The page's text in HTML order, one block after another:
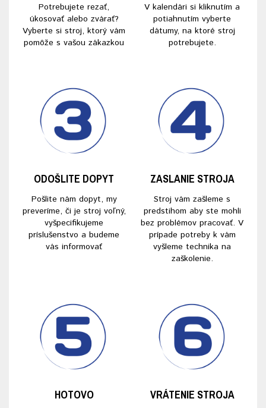
Potrebujete rezať,
úkosovať alebo zvárať?
Vyberte si stroj, ktorý vám
pomôže s vašou zákazkou
V kalendári si kliknutím a
potiahnutím vyberte
dátumy, na ktoré stroj
potrebujete.
ODOŠLITE DOPYT
Pošlite nám dopyt, my
preveríme, či je stroj voľný,
vyšpecifikujeme
príslušenstvo a budeme
vás informovať
ZASLANIE STROJA
Stroj vám zašleme s
predstihom aby ste mohli
bez problémov pracovať. V
prípade potreby k vám
vyšleme technika na
zaškolenie.
HOTOVO VRÁTENIE STROJA